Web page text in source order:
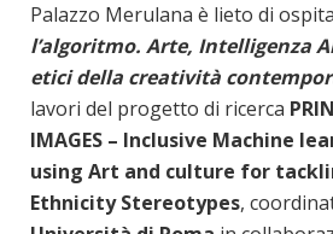
Palazzo Merulana è lieto di
l’algoritmo. Arte, Intelligenza
etici della creatività
lavori del progetto di ricerca
IMAGES – Inclusive Machine
using Art and culture for
Ethnicity Stereotypes,